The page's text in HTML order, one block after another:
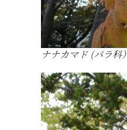
ナナカマド (バラ科）